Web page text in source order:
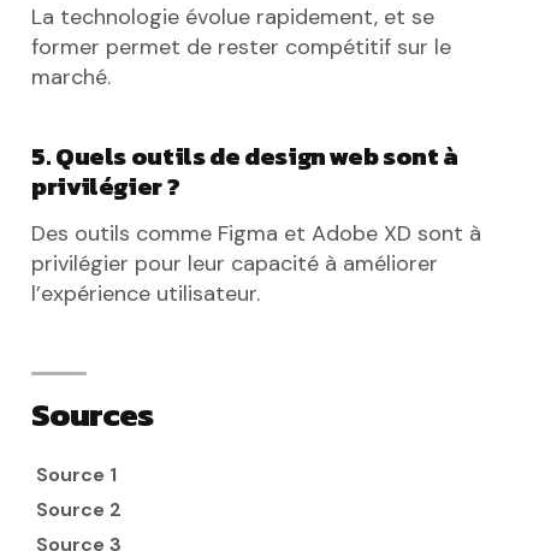
La technologie évolue rapidement, et se
former permet de rester compétitif sur le
marché.
5. Quels outils de design web sont à
privilégier ?
Des outils comme Figma et Adobe XD sont à
privilégier pour leur capacité à améliorer
l’expérience utilisateur.
Sources
Source 1
Source 2
Source 3